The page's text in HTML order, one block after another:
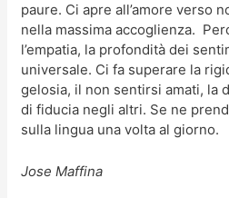
paure. Ci apre all’amore verso
nella massima accoglienza.
l’empatia, la profondità dei
universale. Ci fa superare la
gelosia, il non sentirsi amati, la
di fiducia negli altri. Se ne
sulla lingua una volta al giorno.
Jose Maffina